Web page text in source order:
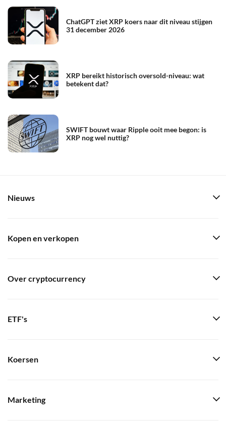
ChatGPT ziet XRP koers naar dit niveau stijgen
31 december 2026
XRP bereikt historisch oversold-niveau: wat
betekent dat?
SWIFT bouwt waar Ripple ooit mee begon: is
XRP nog wel nuttig?
Nieuws
Kopen en verkopen
Over cryptocurrency
ETF's
Koersen
Marketing